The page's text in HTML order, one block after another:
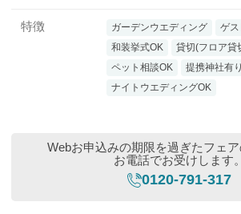
特徴 ガーデンウエディング
ゲス
和装挙式OK
貸切(フロア貸
ペット相談OK
提携神社有り
ナイトウエディングOK
Webお申込みの期限を過ぎたフェア
お電話でお受けします。
0120-791-317